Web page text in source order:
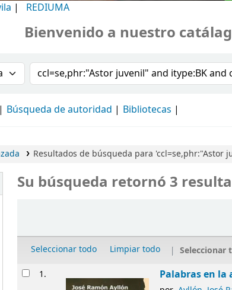
| REDIUMA
Bienvenido a nuestro
por:Buscar en el catálogo
Búsqueda de autoridad Bibliotecas
Resultados de búsqueda para 'ccl=se,phr:"Astor
Su búsqueda retornó 3
Seleccionar todo Limpiar todo Seleccionar
Resultados
1. Palabras en la